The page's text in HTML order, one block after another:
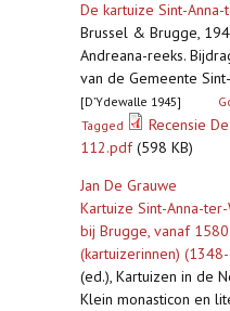
De kartuize Sint-
Brussel & Brugge,
Andreana-reeks.
van de Gemeente
[D’Ydewalle 1945]
Tagged
Recensie
112.pdf(598 KB)
Jan De Grauwe
Kartuize Sint-Anna-
bij Brugge, vanaf
(kartuizerinnen)
(ed.), Kartuizen in de
Klein monasticon en